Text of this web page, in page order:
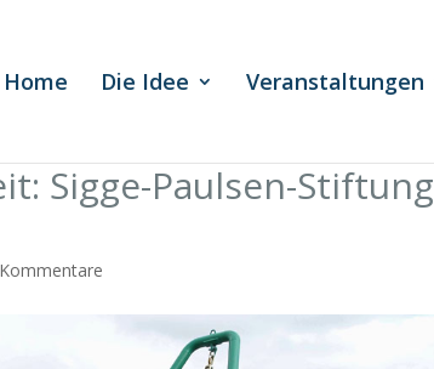
Home Die Idee Veranstaltungen
Sigge-Paulsen-Stiftung